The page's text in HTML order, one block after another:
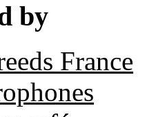
by
France